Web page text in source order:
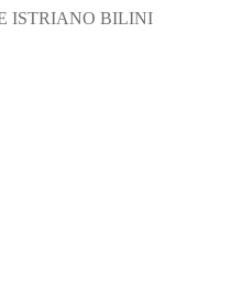
ISTRIANO BILINI